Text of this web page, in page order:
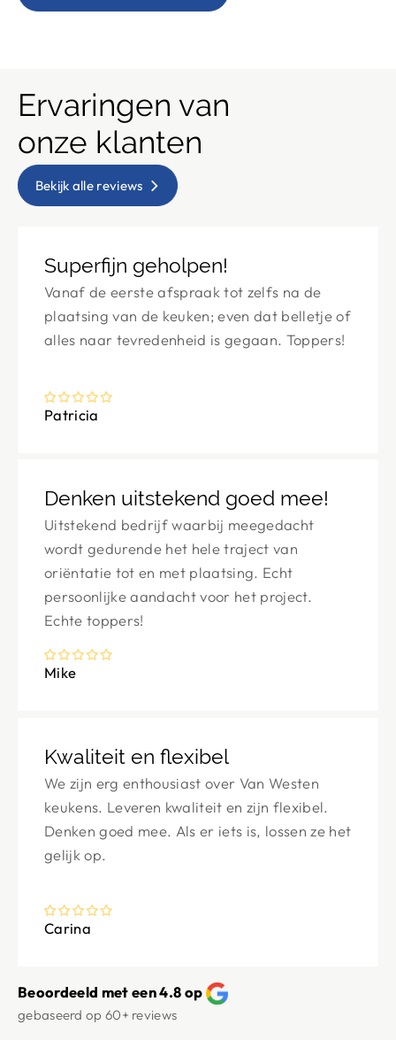
Ervaringen van
onze klanten
Bekijk alle reviews
Superfijn geholpen!
Vanaf de eerste afspraak tot zelfs na de
plaatsing van de keuken; even dat belletje of
alles naar tevredenheid is gegaan. Toppers!
Patricia
Denken uitstekend goed mee!
Uitstekend bedrijf waarbij meegedacht
wordt gedurende het hele traject van
oriëntatie tot en met plaatsing. Echt
persoonlijke aandacht voor het project.
Echte toppers!
Mike
Kwaliteit en flexibel
We zijn erg enthousiast over Van Westen
keukens. Leveren kwaliteit en zijn flexibel.
Denken goed mee. Als er iets is, lossen ze het
gelijk op.
Carina
Beoordeeld met een 4.8 op
gebaseerd op 60+ reviews